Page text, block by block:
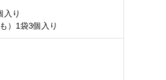
入り
）1袋3個入り